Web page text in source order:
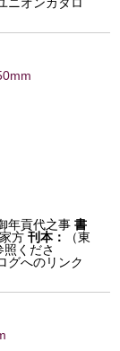
年貢代之事 書
方 刊本：
（東
くださ
グへのリンク